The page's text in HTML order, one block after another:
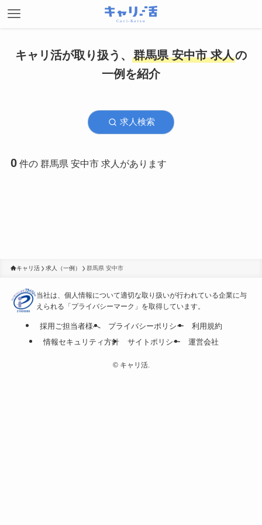
キャリ活が取り扱う、 群馬県 安中市 求人の
一例を紹介
求人検索
0件の 群馬県 安中市 求人があります
キャリ活 求人（一例） 群馬県 安中市
当社は、個人情報について適切な取り扱いが行われている企業に与
えられる「プライバシーマーク」を取得しています。
採用ご担当者様へ プライバシーポリシー
利用規約
情報セキュリティ方針
サイトポリシー 運営会社
©キャリ活.